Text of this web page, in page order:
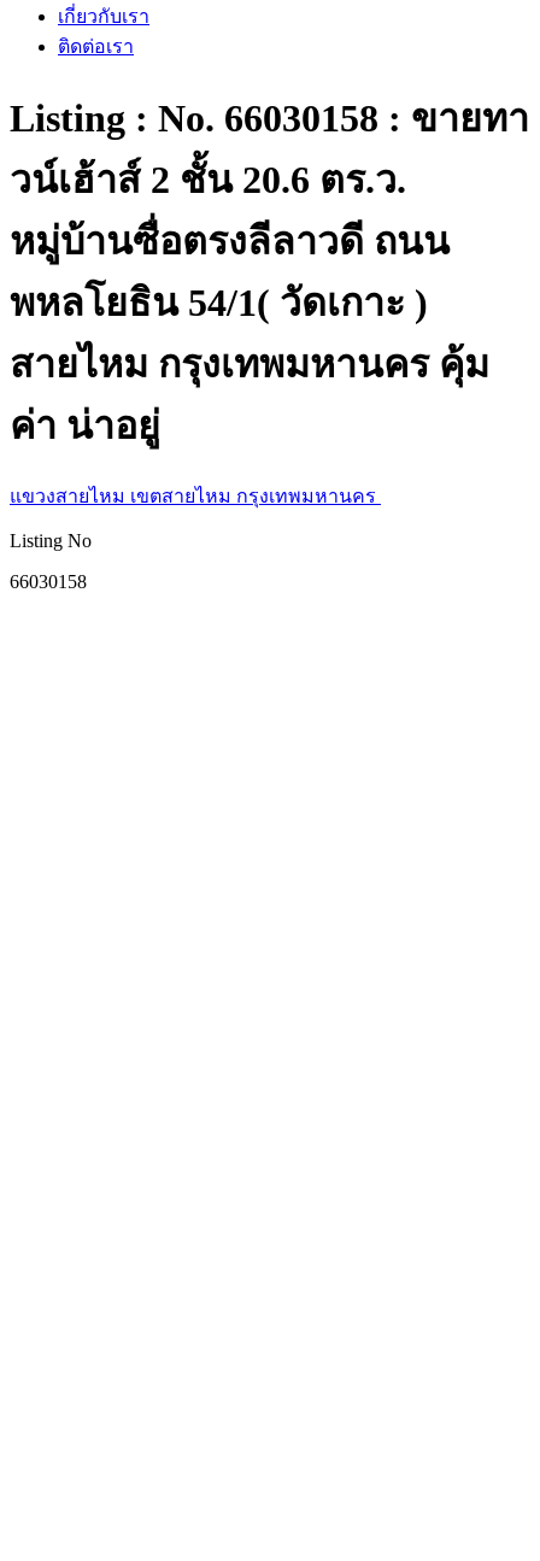
เกี่ยวกับเรา
ติดต่อเรา
Listing : No. 66030158 : ขายทา
วน์เฮ้าส์ 2 ชั้น 20.6 ตร.ว.
หมู่บ้านซื่อตรงลีลาวดี ถนน
พหลโยธิน 54/1( วัดเกาะ )
สายไหม กรุงเทพมหานคร คุ้ม
ค่า น่าอยู่
แขวงสายไหม เขตสายไหม กรุงเทพมหานคร
Listing No
66030158